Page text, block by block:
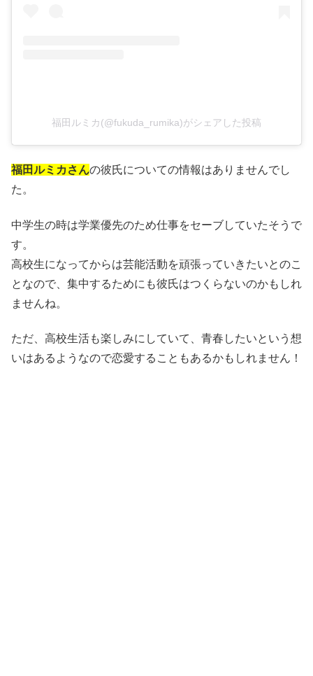
福田ルミカ(@fukuda_rumika)がシェアした投稿
福田ルミカさんの彼氏についての情報はありませんでし
た。
中学生の時は学業優先のため仕事をセーブしていたそうで
す。
高校生になってからは芸能活動を頑張っていきたいとのこ
となので、集中するためにも彼氏はつくらないのかもしれ
ませんね。
ただ、高校生活も楽しみにしていて、青春したいという想
いはあるようなので恋愛することもあるかもしれません！